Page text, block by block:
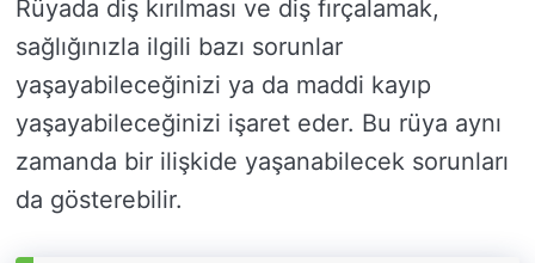
Rüyada diş kırılması ve diş fırçalamak,
sağlığınızla ilgili bazı sorunlar
yaşayabileceğinizi ya da maddi kayıp
yaşayabileceğinizi işaret eder. Bu rüya aynı
zamanda bir ilişkide yaşanabilecek sorunları
da gösterebilir.